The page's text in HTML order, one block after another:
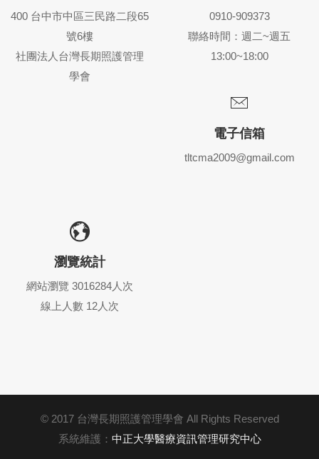
400 台中市中區三民路二段65
號6樓
社團法人台灣長期照護管理
學會
0910-909373
聯絡時間：週二~週五
13:00~18:00
電子信箱
tltcma2009@gmail.com
瀏覽統計
網站瀏覽 3016284人次
線上人數 12人次
© 2017 台灣長期照護管理學會 All Rights Reserved
系統維護： 中正大學醫療資訊管理研究中心